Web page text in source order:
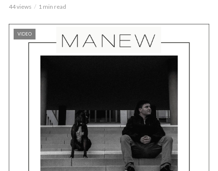
44 views 1 min read
VIDEO